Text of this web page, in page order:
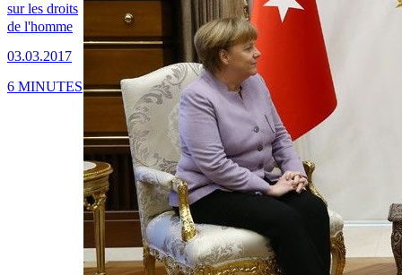
sur les droits
de l'homme
03.03.2017
6 MINUTES